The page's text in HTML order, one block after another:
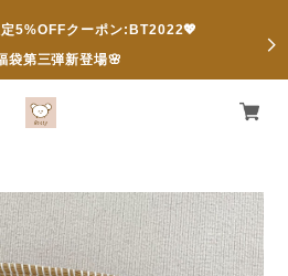
5%OFFクーポン:BT2022💖
袋第三弾新登場🌸